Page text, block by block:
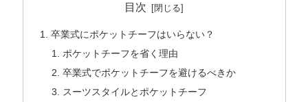
目次
卒業式にポケットチーフはいらない？
ポケットチーフを省く理由
卒業式でポケットチーフを避けるべきか
スーツスタイルとポケットチーフ